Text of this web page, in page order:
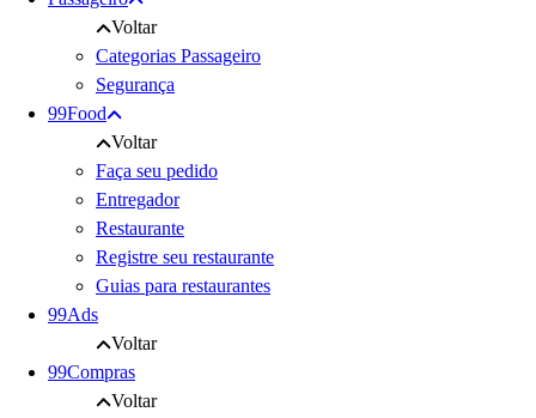
Voltar
Categorias Passageiro
Segurança
99Food
Voltar
Faça seu pedido
Entregador
Restaurante
Registre seu restaurante
Guias para restaurantes
99Ads
Voltar
99Compras
Voltar